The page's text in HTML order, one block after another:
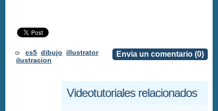
Envia un comentario (0)
cs5 dibujo
illustrator
ilustracion
Videotutoriales relacionados